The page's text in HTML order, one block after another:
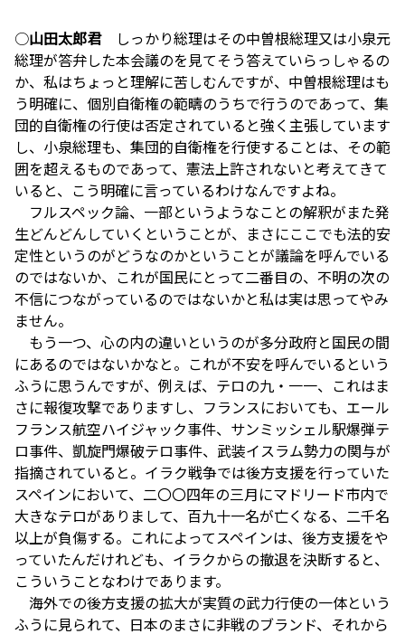
○山田太郎君しっかり総理はその中曽根総理又は小泉元
総理が答弁した本会議のを見てそう答えていらっしゃるの
か、私はちょっと理解に苦しむんですが、中曽根総理はも
う明確に、個別自衛権の範疇のうちで行うのであって、集
団的自衛権の行使は否定されていると強く主張しています
し、小泉総理も、集団的自衛権を行使することは、その範
囲を超えるものであって、憲法上許されないと考えてきて
いると、こう明確に言っているわけなんですよね。
フルスペック論、一部というようなことの解釈がまた発
生どんどんしていくということが、まさにここでも法的安
定性というのがどうなのかということが議論を呼んでいる
のではないか、これが国民にとって二番目の、不明の次の
不信につながっているのではないかと私は実は思ってやみ
ません。
もう一つ、心の内の違いというのが多分政府と国民の間
にあるのではないかなと。これが不安を呼んでいるという
ふうに思うんですが、例えば、テロの九・一一、これはま
さに報復攻撃でありますし、フランスにおいても、エール
フランス航空ハイジャック事件、サンミッシェル駅爆弾テ
ロ事件、凱旋門爆破テロ事件、武装イスラム勢力の関与が
指摘されていると。イラク戦争では後方支援を行っていた
スペインにおいて、二〇〇四年の三月にマドリード市内で
大きなテロがありまして、百九十一名が亡くなる、二千名
以上が負傷する。これによってスペインは、後方支援をや
っていたんだけれども、イラクからの撤退を決断すると、
こういうことなわけであります。
海外での後方支援の拡大が実質の武力行使の一体という
ふうに見られて、日本のまさに非戦のブランド、それから